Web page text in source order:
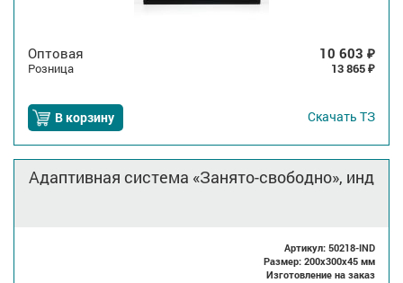
Оптовая 10 603 ₽
Розница 13 865 ₽
В корзину Скачать ТЗ
Адаптивная система «Занято-свободно», инд
Артикул: 50218-IND
Размер: 200x300x45 мм
Изготовление на заказ